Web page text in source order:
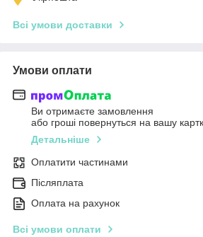
Всі умови доставки
Умови оплати
Ви отримаєте замовлення
або гроші повернуться на вашу
Детальніше
Оплатити частинами
Післяплата
Оплата на рахунок
Всі умови оплати